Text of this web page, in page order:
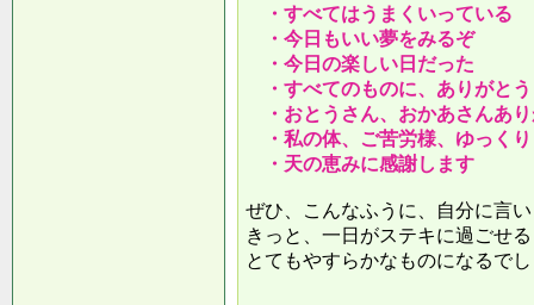
・すべてはうまくいっている
・今日もいい夢をみるぞ
・今日の楽しい日だった
・すべてのものに、ありがとう
・おとうさん、おかあさんあ
・私の体、ご苦労様、ゆっく
・天の恵みに感謝します
ぜひ、こんなふうに、自分に言
きっと、一日がステキに過ごせ
とてもやすらかなものになるで